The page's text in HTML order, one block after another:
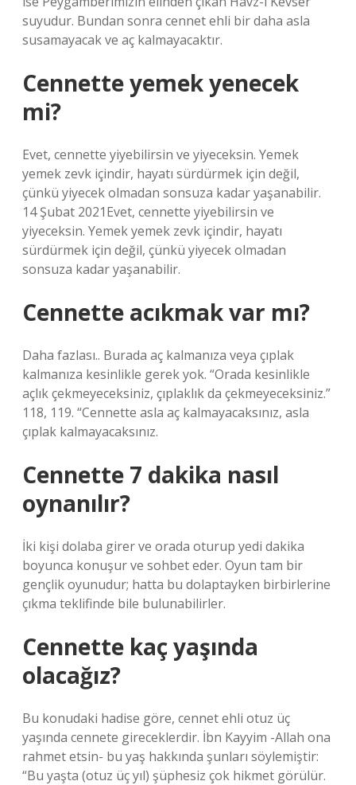
suyudur. Bundan sonra cennet ehli bir daha asla
susamayacak ve aç kalmayacaktır.
Cennette yemek yenecek
mi?
Evet, cennette yiyebilirsin ve yiyeceksin. Yemek
yemek zevk içindir, hayatı sürdürmek için değil,
çünkü yiyecek olmadan sonsuza kadar yaşanabilir.
14 Şubat 2021Evet, cennette yiyebilirsin ve
yiyeceksin. Yemek yemek zevk içindir, hayatı
sürdürmek için değil, çünkü yiyecek olmadan
sonsuza kadar yaşanabilir.
Cennette acıkmak var mı?
Daha fazlası.. Burada aç kalmanıza veya çıplak
kalmanıza kesinlikle gerek yok. “Orada kesinlikle
açlık çekmeyeceksiniz, çıplaklık da çekmeyeceksiniz.”
118, 119. “Cennette asla aç kalmayacaksınız, asla
çıplak kalmayacaksınız.
Cennette 7 dakika nasıl
oynanılır?
İki kişi dolaba girer ve orada oturup yedi dakika
boyunca konuşur ve sohbet eder. Oyun tam bir
gençlik oyunudur; hatta bu dolaptayken birbirlerine
çıkma teklifinde bile bulunabilirler.
Cennette kaç yaşında
olacağız?
Bu konudaki hadise göre, cennet ehli otuz üç
yaşında cennete gireceklerdir. İbn Kayyim -Allah ona
rahmet etsin- bu yaş hakkında şunları söylemiştir:
“Bu yaşta (otuz üç yıl) şüphesiz çok hikmet görülür.